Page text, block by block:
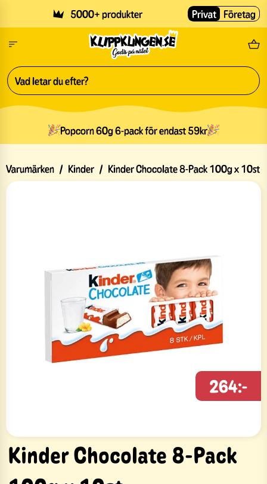
5000+ produkter Fri
Privat Företag
Popcorn 60g 6-pack för endast 59kr
Varumärken / Kinder / Kinder Chocolate 8-Pack 100g x 10st
Kinder Chocolate 8-Pack
264:-